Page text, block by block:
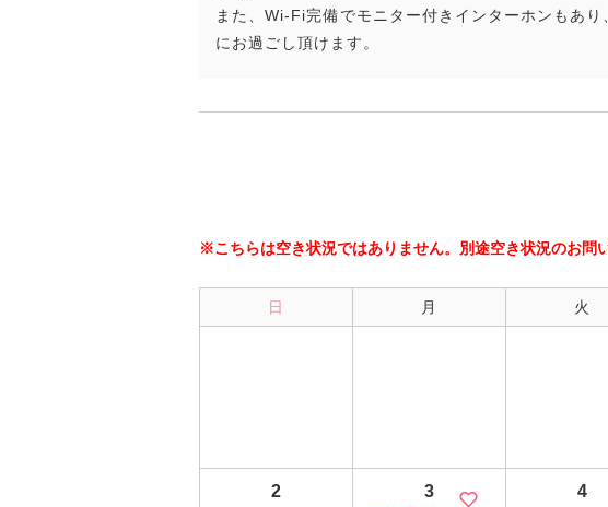
また、Wi-Fi完備でモニター付きインターホンもあり
にお過ごし頂けます。
※こちらは空き状況ではありません。別途空き状況のお問
日 月 火
2 3 4